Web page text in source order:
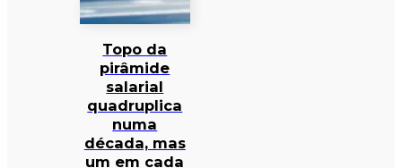
Topo da
pirâmide
salarial
quadruplica
numa
década, mas
um em cada